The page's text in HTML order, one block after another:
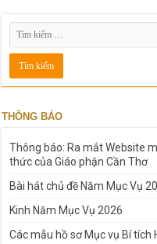
THÔNG BÁO
Thông báo: Ra mắt Website
thức của Giáo phận Cần Thơ
Bài hát chủ đề Năm Mục Vụ
Kinh Năm Mục Vụ 2026
Các mẫu hồ sơ Mục vụ Bí tích